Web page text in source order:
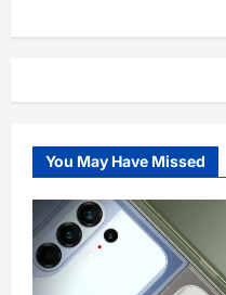
You May Have Missed